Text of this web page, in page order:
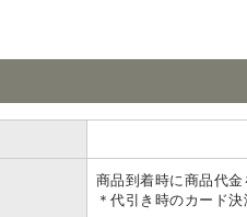
商品到着時に商品代
＊代引き時のカード